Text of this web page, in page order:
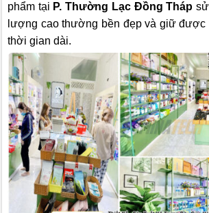
phẩm tại P. Thường Lạc Đồng Tháp
lượng cao thường bền đẹp và giữ được
thời gian dài.